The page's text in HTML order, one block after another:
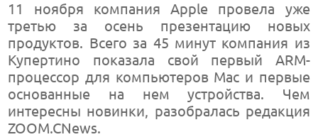
11 ноября компания Apple провела уже
третью за осень презентацию новых
продуктов. Всего за 45 минут компания из
Купертино показала свой первый ARM-
процессор для компьютеров Mac и первые
основанные на нем устройства. Чем
интересны новинки, разобралась редакция
ZOOM.CNews.